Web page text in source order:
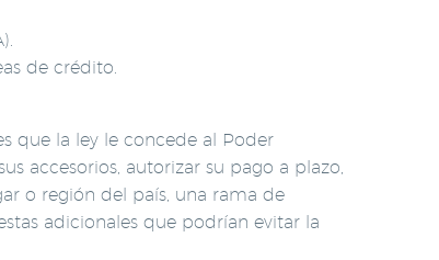
de crédito.
que la ley le concede al Poder
accesorios, autorizar su pago a plazo,
o región del país, una rama de
adicionales que podrían evitar la